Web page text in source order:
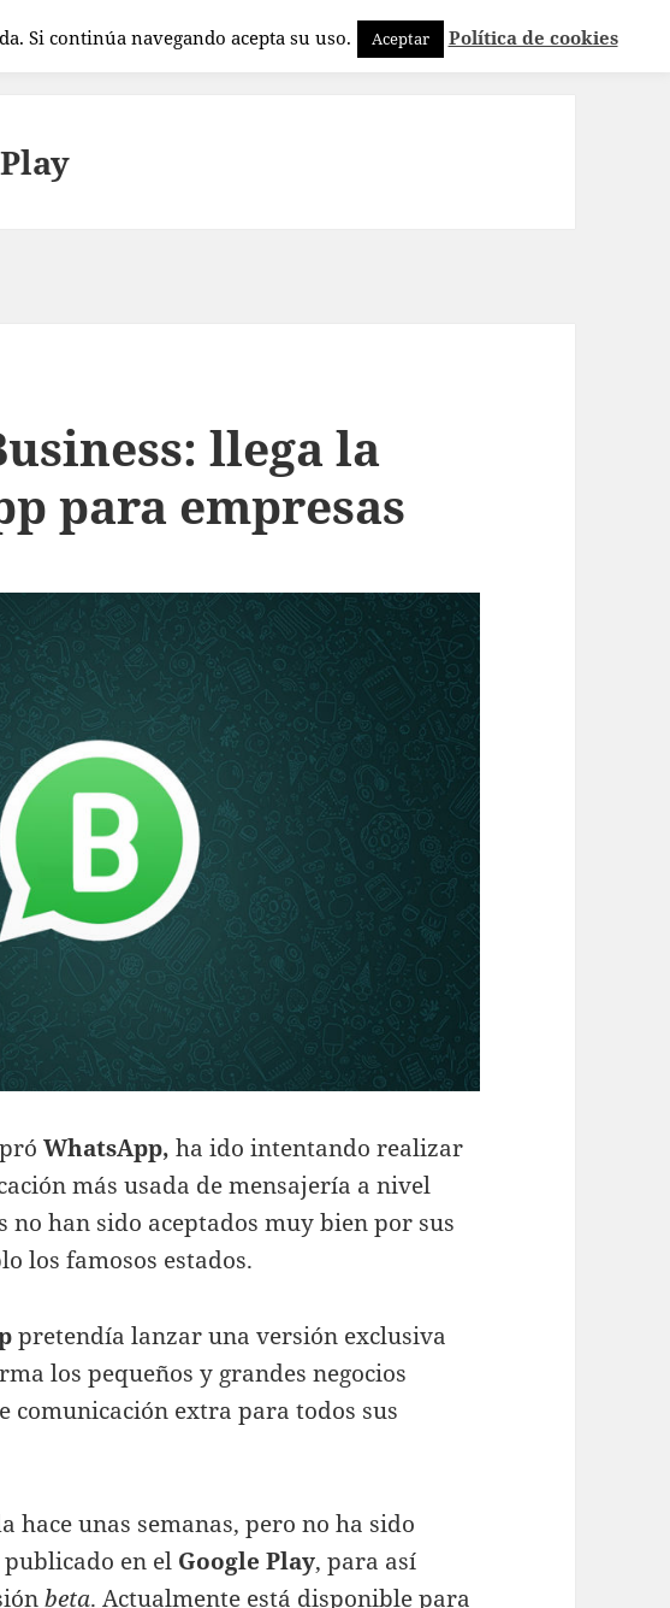
llega la
para empresas
WhatsApp, ha ido intentando realizar
más usada de mensajería a nivel
no han sido aceptados muy bien por sus
los famosos estados.
pretendía lanzar una versión exclusiva
los pequeños y grandes negocios
comunicación extra para todos sus
hace unas semanas, pero no ha sido
en el Google Play, para así
beta. Actualmente está disponible para
Si continúa navegando acepta su uso. Aceptar Política de cookies